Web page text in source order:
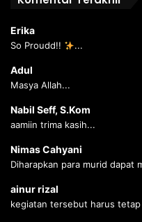
Erika
So Proudd!! ...
Adul
Masya Allah...
Nabil Seff, S.Kom
aamiin trima kasih...
Nimas Cahyani
Diharapkan para murid dapat
ainur rizal
kegiatan tersebut harus